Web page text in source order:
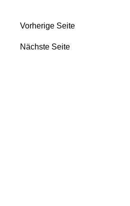
Vorherige Seite
Nächste Seite